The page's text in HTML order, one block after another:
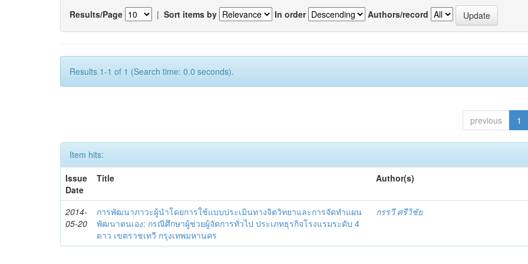
Results/Page | Sort items by In order Authors/record
Results 1-1 of 1 (Search time: 0.0 seconds).
previous 1
Item hits:
Issue
Date
Title Author(s)
2014-
05-20
การพัฒนาภาวะผู้นำโดยการใช้แบบประเมินทางจิตวิทยาและการจัดทำแผน
พัฒนาตนเอง: กรณีศึกษาผู้ช่วยผู้จัดการทั่วไป ประเภทธุรกิจโรงแรมระดับ 4
ดาว เขตราชเทวี กรุงเทพมหานคร
กรรวี ศรีวิชัย